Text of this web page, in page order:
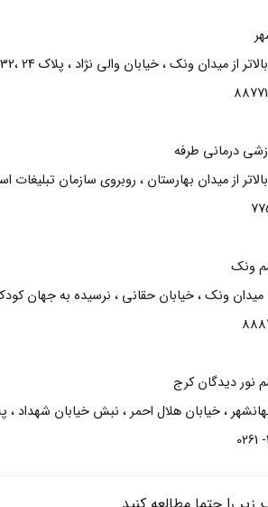
از میدان ونک ، خیابان والی نژاد ، پلاک 24 ،32
درمانی طرفه
از میدان بهارستان ، روبروی سازمان تبلیغات
ونک
ونک ، خیابان حقانی ، نرسیده به جهان کودک
نور دیدگان کرج
، خیابان هلال احمر ، نبش خیابان شهداد ، پلاک 105